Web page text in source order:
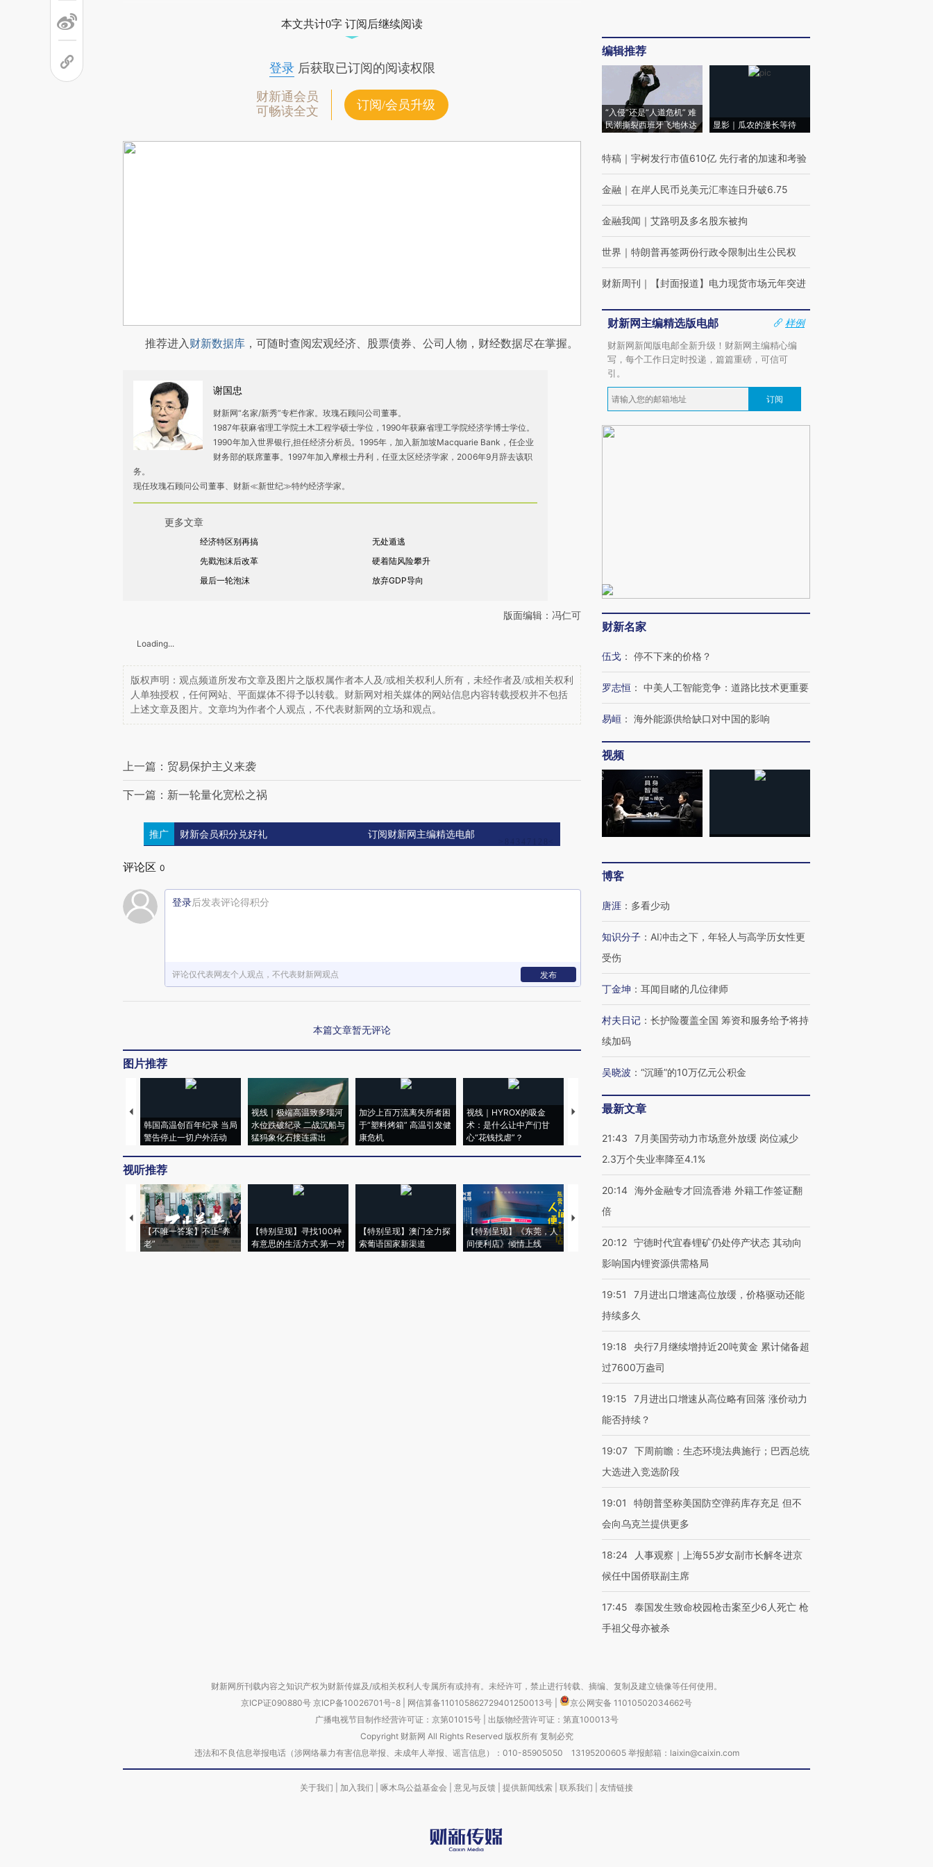
本文共计0字 订阅后继续阅读
登录后获取已订阅的阅读权限
财新通会员
可畅读全文
订阅/会员升级
推荐进入财新数据库 ，可随时查阅宏观经济、股票债券、公司人物，财经数据尽在掌握。
谢国忠
财新网“名家/新秀”专栏作家。玫瑰石顾问公司董事。
1987年获麻省理工学院土木工程学硕士学位，1990年获麻省理工学院经济学博士学位。
1990年加入世界银行,担任经济分析员。1995年，加入新加坡Macquarie Bank，任企业
财务部的联席董事。1997年加入摩根士丹利，任亚太区经济学家，2006年9月辞去该职
务。
现任玫瑰石顾问公司董事、财新≪新世纪≫特约经济学家。
更多文章
经济特区别再搞
无处遁逃
先戳泡沫后改革
硬着陆风险攀升
最后一轮泡沫
放弃GDP导向
版面编辑：冯仁可
Loading...
版权声明：观点频道所发布文章及图片之版权属作者本人及/或相关权利人所有，未经作者及/或相关权利
人单独授权，任何网站、平面媒体不得予以转载。财新网对相关媒体的网站信息内容转载授权并不包括
上述文章及图片。文章均为作者个人观点，不代表财新网的立场和观点。
上一篇：贸易保护主义来袭
下一篇：新一轮量化宽松之祸
推广 财新会员积分兑好礼 订阅财新网主编精选电邮
评论区 0
登录后发表评论得积分
评论仅代表网友个人观点，不代表财新网观点 发布
本篇文章暂无评论
图片推荐
韩国高温创百年纪录 当局
警告停止一切户外活动
视线｜极端高温致多瑙河
水位跌破纪录 二战沉船与
猛犸象化石接连露出
加沙上百万流离失所者困
于“塑料烤箱” 高温引发健
康危机
视线｜HYROX的吸金
术：是什么让中产们甘
心“花钱找虐”？
马航飞行员跨国走私7万
育部长拱下台
飞地休达
视听推荐
【不唯一答案】不止“养
老”
【特别呈现】寻找100种
有意思的生活方式·第一对
【特别呈现】澳门全力探
索葡语国家新渠道
【特别呈现】《东莞，人
间便利店》倾情上线
【推广】走进第四届链博
有意思的生活方式·第三对
住三大增长引擎是什么？
编辑推荐
“入侵”还是“人道危机” 难
民潮撕裂西班牙飞地休达
显影｜瓜农的漫长等待
特稿 ｜ 宇树发行市值610亿 先行者的加速和考验
金融 ｜ 在岸人民币兑美元汇率连日升破6.75
金融我闻 ｜ 艾路明及多名股东被拘
世界 ｜ 特朗普再签两份行政令限制出生公民权
财新周刊 ｜ 【封面报道】电力现货市场元年突进
财新网主编精选版电邮
样例
财新网新闻版电邮全新升级！财新网主编精心编
写，每个工作日定时投递，篇篇重磅，可信可
引。
订阅
财新名家
伍戈 ： 停不下来的价格？
罗志恒 ： 中美人工智能竞争：道路比技术更重要
易峘 ： 海外能源供给缺口对中国的影响
视频
博客
唐涯 ： 多看少动
知识分子 ： AI冲击之下，年轻人与高学历女性更
受伤
丁金坤 ： 耳闻目睹的几位律师
村夫日记 ： 长护险覆盖全国 筹资和服务给予将持
续加码
吴晓波 ： “沉睡”的10万亿元公积金
最新文章
21:43
7月美国劳动力市场意外放缓 岗位减少
2.3万个失业率降至4.1%
20:14 海外金融专才回流香港 外籍工作签证翻
倍
20:12 宁德时代宜春锂矿仍处停产状态 其动向
影响国内锂资源供需格局
19:51
7月进出口增速高位放缓，价格驱动还能
持续多久
19:18
央行7月继续增持近20吨黄金 累计储备超
过7600万盎司
19:15
7月进出口增速从高位略有回落 涨价动力
能否持续？
19:07 下周前瞻：生态环境法典施行；巴西总统
大选进入竞选阶段
19:01
特朗普坚称美国防空弹药库存充足 但不
会向乌克兰提供更多
18:24
人事观察｜上海55岁女副市长解冬进京
候任中国侨联副主席
17:45
泰国发生致命校园枪击案至少6人死亡 枪
手祖父母亦被杀
财新网所刊载内容之知识产权为财新传媒及/或相关权利人专属所有或持有。未经许可，禁止进行转载、摘编、复制及建立镜像等任何使用。
京ICP证090880号 京ICP备10026701号-8 网信算备110105862729401250013号
京公网安备 11010502034662号
广播电视节目制作经营许可证：京第01015号| 出版物经营许可证：第直100013号
Copyright 财新网 All Rights Reserved 版权所有 复制必究
违法和不良信息举报电话（涉网络暴力有害信息举报、未成年人举报、谣言信息）：010-85905050 13195200605 举报邮箱：laixin@caixin.com
关于我们 加入我们 啄木鸟公益基金会 意见与反馈 提供新闻线索 联系我们 友情链接